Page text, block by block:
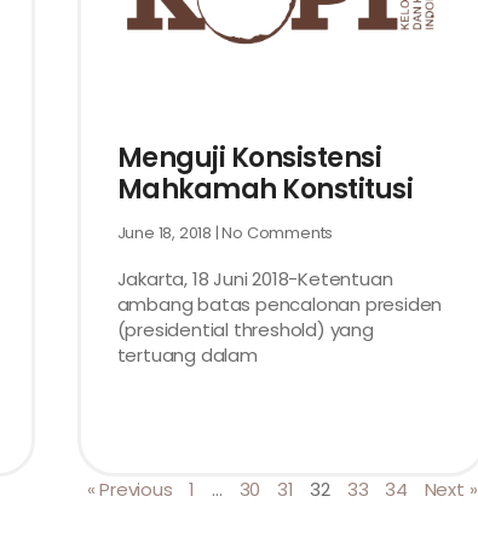
Menguji Konsistensi
Mahkamah Konstitusi
June 18, 2018 No Comments
Jakarta, 18 Juni 2018-Ketentuan
ambang batas pencalonan presiden
(presidential threshold) yang
tertuang dalam
« Previous 1 … 30 31 32 33 34 Next »